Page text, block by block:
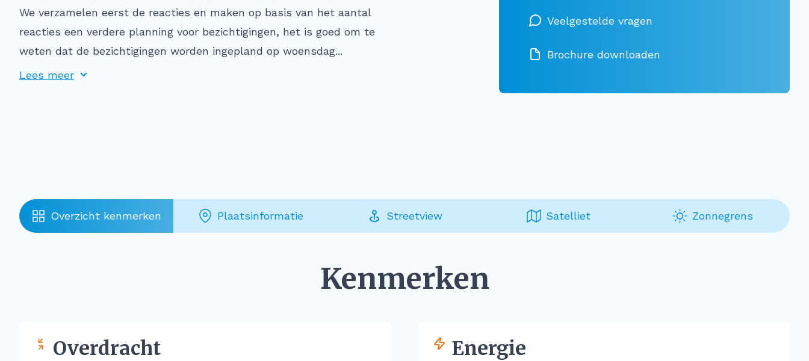
We verzamelen eerst de reacties en maken op basis van het aantal
reacties een verdere planning voor bezichtigingen, het is goed om te
weten dat de bezichtigingen worden ingepland op woensdag...
Lees meer
Veelgestelde vragen
Brochure downloaden
Overzicht kenmerken Plaatsinformatie Streetview Satelliet Zonnegrens
Kenmerken
Overdracht Energie